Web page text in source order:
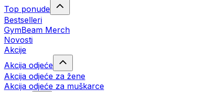
Top ponude
Bestselleri
GymBeam Merch
Novosti
Akcije
Akcija odjeće
Akcija odjeće za žene
Akcija odjeće za muškarce